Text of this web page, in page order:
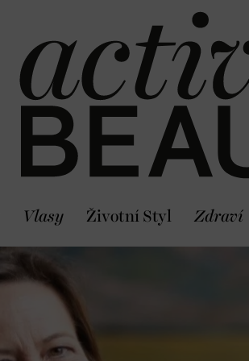
Vlasy Životní Styl Zdraví